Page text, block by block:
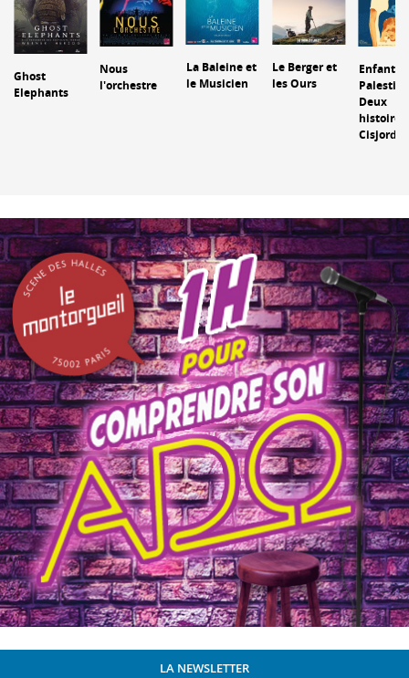
Ghost
Elephants
Nous
l'orchestre
La Baleine et
le Musicien
Le Berger et
les Ours
Enfants
Deux
histoires
LA NEWSLETTER